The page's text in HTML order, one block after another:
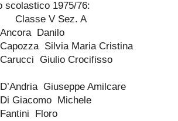
scolastico 1975/76:
V Sez. A
Danilo
Silvia Maria Cristina
Giulio Crocifisso
Giuseppe Amilcare
Giacomo Michele
Floro